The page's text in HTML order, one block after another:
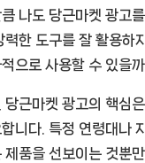
큼 나도 당근마켓 광고
력한 도구를 잘 활용하
으로 사용할 수 있을
당근마켓 광고의 핵심
니다. 특정 연령대나
제품을 선보이는 것뿐